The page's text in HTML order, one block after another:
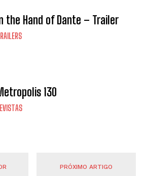
the Hand of Dante – Trailer
130
PRÓXIMO ARTIGO